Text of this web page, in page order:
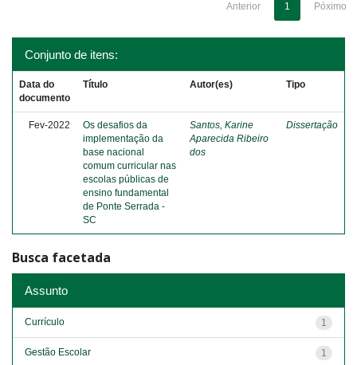
Anterior 1 Póximo
Conjunto de itens:
Data do
documento
Título Autor(es) Tipo
Fev-2022
Os desafios da
implementação da
base nacional
comum curricular nas
escolas públicas de
ensino fundamental
de Ponte Serrada -
SC
Santos, Karine
Aparecida Ribeiro
dos
Dissertação
Busca facetada
Assunto
1
Currículo
1
Gestão Escolar